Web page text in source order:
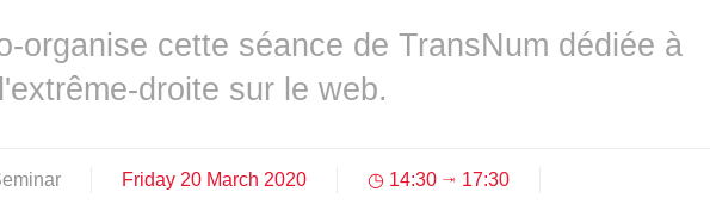
organise cette séance de TransNum dédiée à
droite sur le web.
Friday 20 March 2020 14:30 ⇥ 17:30